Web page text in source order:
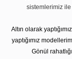
sistemlerimiz ile
Altın olarak
yaptığımız
Gönül